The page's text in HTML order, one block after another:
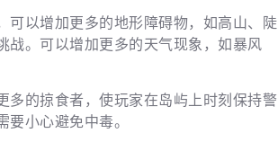
可以增加更多的地形障碍物，如高山、陡
战。可以增加更多的天气现象，如暴风
多的掠食者，使玩家在岛屿上时刻保持警
小心避免中毒。